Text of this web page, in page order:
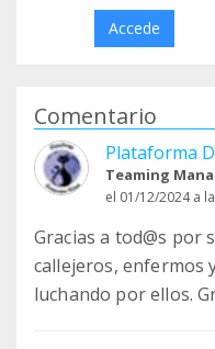
Accede
Comentario
Plataforma
Teaming
el 01/12/2024 a
Gracias a tod@s por
callejeros, enfermos
luchando por ellos.